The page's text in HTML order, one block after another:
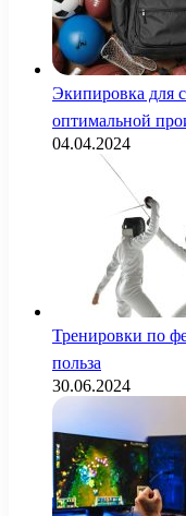
Экипировка для
оптимальной
04.04.2024
Тренировки по
польза
30.06.2024